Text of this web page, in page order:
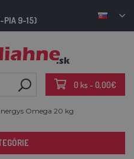
PIA 9-15)
0 ks - 0,00€
Omega 20 kg